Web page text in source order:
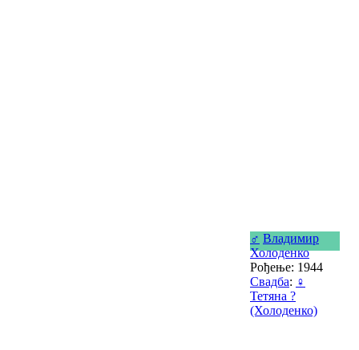
♂ Владимир
Холоденко
Рођење: 1944
Свадба: ♀
Тетяна ?
(Холоденко)